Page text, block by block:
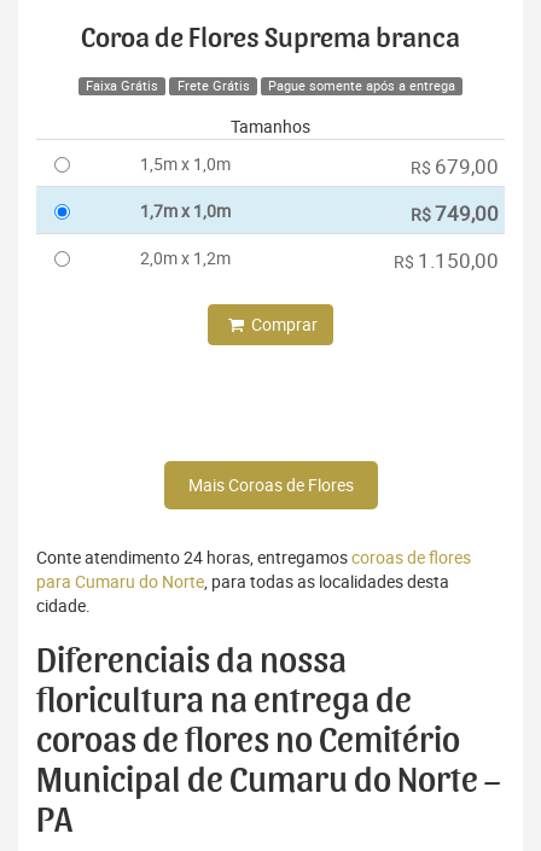
Coroa de Flores Suprema branca
Faixa Grátis Frete Grátis Pague somente após a entrega
Tamanhos
1,5m x 1,0m
R$ 679,00
1,7m x 1,0m R$749,00
2,0m x 1,2m R$ 1.150,00
Comprar
Mais Coroas de Flores
Conte atendimento 24 horas, entregamoscoroas de flores
para Cumaru do Norte, para todas as localidades desta
cidade.
Diferenciais da nossa
floricultura na entrega de
coroas de flores no Cemitério
Municipal de Cumaru do Norte –
PA